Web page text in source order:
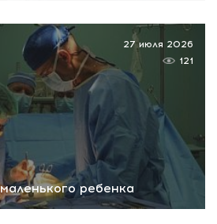
ребенка
27 июля 2026
121